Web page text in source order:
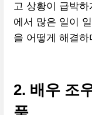
고 상황이 급박
에서 많은 일이
을 어떻게 해결
2. 배우 조